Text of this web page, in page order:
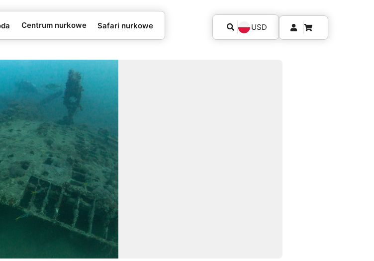
Centrum nurkowe Safari nurkowe USD